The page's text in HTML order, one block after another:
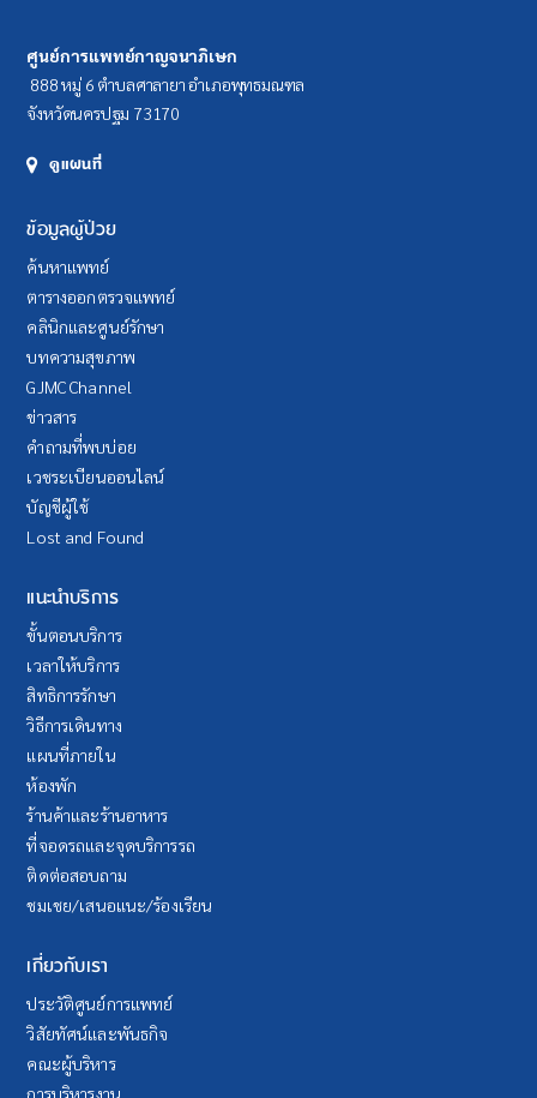
ศูนย์การแพทย์กาญจนาภิเษก
888 หมู่ 6 ตำบลศาลายา อำเภอพุทธมณฑล
จังหวัดนครปฐม 73170
ดูแผนที่
ข้อมูลผู้ป่วย
ค้นหาแพทย์
ตารางออกตรวจแพทย์
คลินิกและศูนย์รักษา
บทความสุขภาพ
GJMC Channel
ข่าวสาร
คำถามที่พบบ่อย
เวชระเบียนออนไลน์
บัญชีผู้ใช้
Lost and Found
แนะนำบริการ
ขั้นตอนบริการ
เวลาให้บริการ
สิทธิการรักษา
วิธีการเดินทาง
แผนที่ภายใน
ห้องพัก
ร้านค้าและร้านอาหาร
ที่จอดรถและจุดบริการรถ
ติดต่อสอบถาม
ชมเชย/เสนอแนะ/ร้องเรียน
เกี่ยวกับเรา
ประวัติศูนย์การแพทย์
วิสัยทัศน์และพันธกิจ
คณะผู้บริหาร
การบริหารงาน